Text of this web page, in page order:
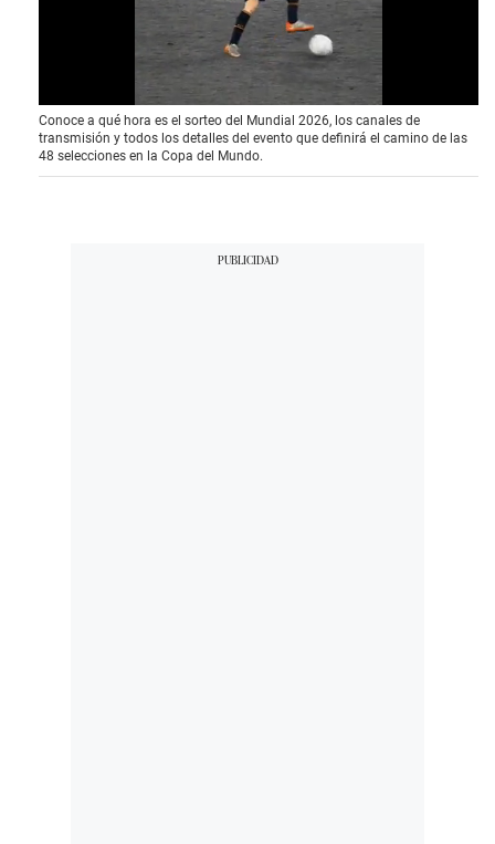
0
o
f
4
1
Conoce a qué hora es el sorteo del Mundial 2026, los canales de
transmisión y todos los detalles del evento que definirá el camino de las
48 selecciones en la Copa del Mundo.